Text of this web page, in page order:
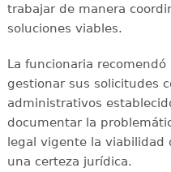
trabajar de manera
soluciones viables.
La funcionaria
gestionar sus solicitudes
administrativos
documentar la
legal vigente la viabilidad
una certeza jurídica.